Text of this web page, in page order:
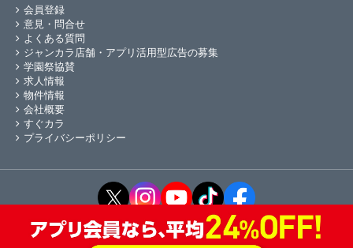
会員登録
意見・問合せ
よくある質問
ジャンカラ店舗・アプリ活用型広告の募集
学園祭協賛
求人情報
物件情報
会社概要
すぐカラ
プライバシーポリシー
Copyright © ジャンカラ